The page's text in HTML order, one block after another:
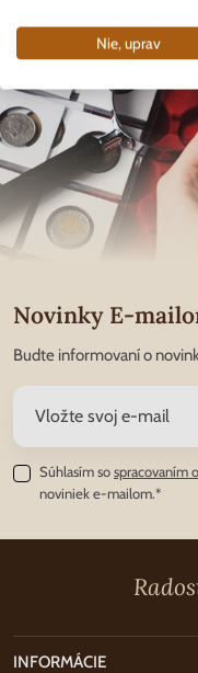
Novinky E-
Budte informovaní o
Súhlasím sospracovaním
noviniek e-mailom.*
INFORMÁCIE
Nie, uprav